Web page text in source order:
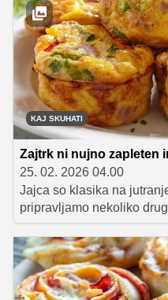
piščancem.
KAJ SKUHATI
Zajtrk ni nujno zapleten
25. 02. 2026 04.00
Jajca so klasika na
pripravljamo nekoliko
pet preprostih in okusnih
zvezda v zanimivih,
bodo popestrile vaš